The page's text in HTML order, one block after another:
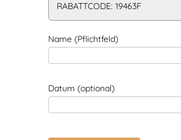
RABATTCODE: 19463F
Name (Pflichtfeld)
Datum (optional)